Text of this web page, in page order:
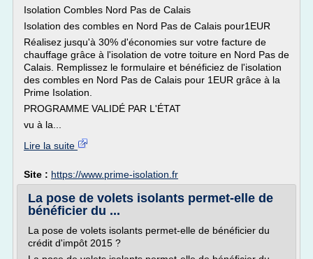
Isolation Combles Nord Pas de Calais
Isolation des combles en Nord Pas de Calais pour1EUR
Réalisez jusqu'à 30% d'économies sur votre facture de
chauffage grâce à l'isolation de votre toiture en Nord Pas de
Calais. Remplissez le formulaire et bénéficiez de l'isolation
des combles en Nord Pas de Calais pour 1EUR grâce à la
Prime Isolation.
PROGRAMME VALIDÉ PAR L'ÉTAT
vu à la...
Lire la suite
Site : https://www.prime-isolation.fr
La pose de volets isolants permet-elle de
bénéficier du ...
La pose de volets isolants permet-elle de bénéficier du
crédit d'impôt 2015 ?